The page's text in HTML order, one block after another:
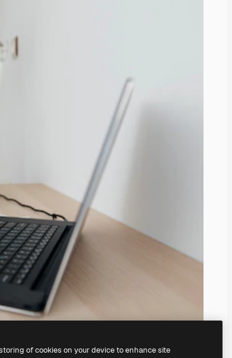
of cookies on your device to enhance site